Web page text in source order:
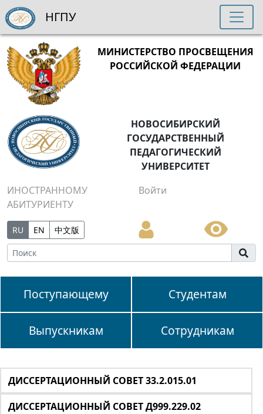
МИНИСТЕРСТВО ПРОСВЕЩЕНИЯ
РОССИЙСКОЙ ФЕДЕРАЦИИ
НОВОСИБИРСКИЙ
ГОСУДАРСТВЕННЫЙ
ПЕДАГОГИЧЕСКИЙ
УНИВЕРСИТЕТ
ИНОСТРАННОМУ
АБИТУРИЕНТУ
Войти
RU EN 中文版
Поступающему Студентам
Выпускникам Сотрудникам
НГПУ
ДИССЕРТАЦИОННЫЙ СОВЕТ 33.2.015.01
ДИССЕРТАЦИОННЫЙ СОВЕТ Д999.229.02